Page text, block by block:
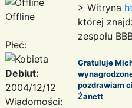
Offline
Płeć:
Debiut:
2004/12/12
Wiadomości:
> Witryna
której
zespołu
Gratuluje
pozdrawiam
Żanett